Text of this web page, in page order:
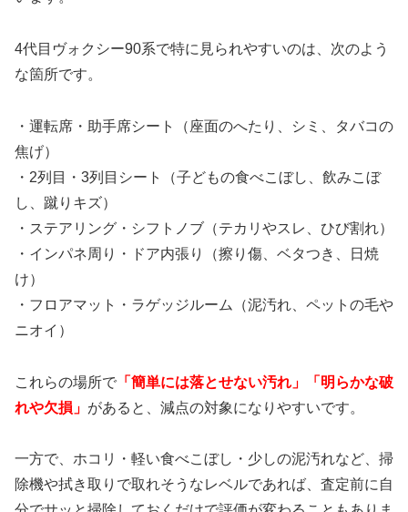
4代目ヴォクシー90系で特に見られやすいのは、次のよう
な箇所です。
・運転席・助手席シート（座面のへたり、シミ、タバコの
焦げ）
・2列目・3列目シート（子どもの食べこぼし、飲みこぼ
し、蹴りキズ）
・ステアリング・シフトノブ（テカリやスレ、ひび割れ）
・インパネ周り・ドア内張り（擦り傷、ベタつき、日焼
け）
・フロアマット・ラゲッジルーム（泥汚れ、ペットの毛や
ニオイ）
これらの場所で 「簡単には落とせない汚れ」「明らかな破
れや欠損」 があると、減点の対象になりやすいです。
一方で、ホコリ・軽い食べこぼし・少しの泥汚れなど、掃
除機や拭き取りで取れそうなレベルであれば、査定前に自